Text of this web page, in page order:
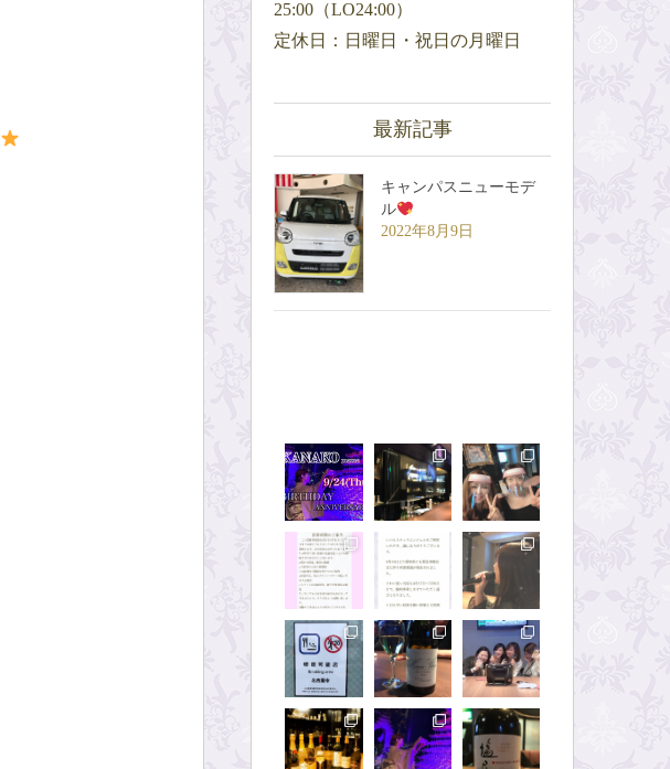
25:00（LO24:00）
定休日：日曜日・祝日の月曜日
最新記事
キャンパスニューモデ
ル
2022年8月9日